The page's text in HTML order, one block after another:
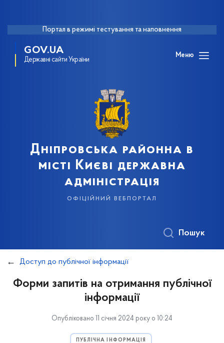
Портал в режимі тестування та наповнення
GOV.UA
Державні сайти України
Меню
Дніпровська районна в
місті Києві державна
адміністрація
офіційний вебпортал
Пошук
Доступ до публічної інформації
Форми запитів на отримання публічної
інформації
Опубліковано 11 січня 2024 року о 10:24
ПУБЛІЧНА ІНФОРМАЦІЯ